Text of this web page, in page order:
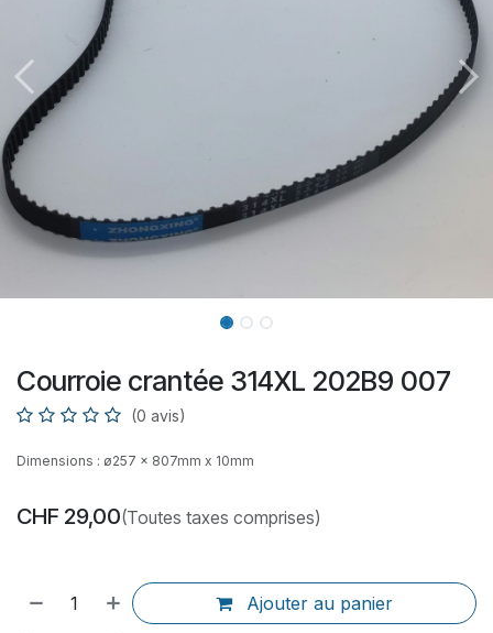
Courroie crantée 314XL 202B9 007
(0 avis)
Dimensions : ø257 x 807mm x 10mm
CHF 29,00(Toutes taxes comprises)
Ajouter au panier